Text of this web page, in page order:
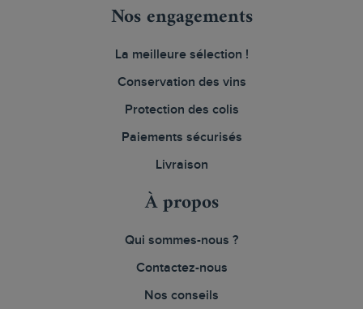
Nos engagements
La meilleure sélection !
Conservation des vins
Protection des colis
Paiements sécurisés
Livraison
À propos
Qui sommes-nous ?
Contactez-nous
Nos conseils